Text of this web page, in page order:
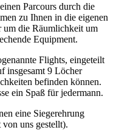
Parcours durch die
zu Ihnen in die eigenen
um die Räumlichkeit um
Equipment.
Flights, eingeteilt
insgesamt 9 Löcher
befinden können.
ein Spaß für jedermann.
eine Siegerehrung
uns gestellt).